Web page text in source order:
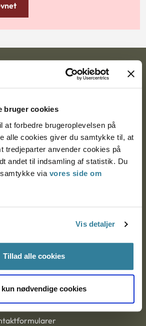
bruger cookies
at forbedre brugeroplevelsen på
alle cookies giver du samtykke til, at
tredjeparter anvender cookies på
andet til indsamling af statistik. Du
via vores side om
Vis detaljer
Tillad alle cookies
nødvendige cookies